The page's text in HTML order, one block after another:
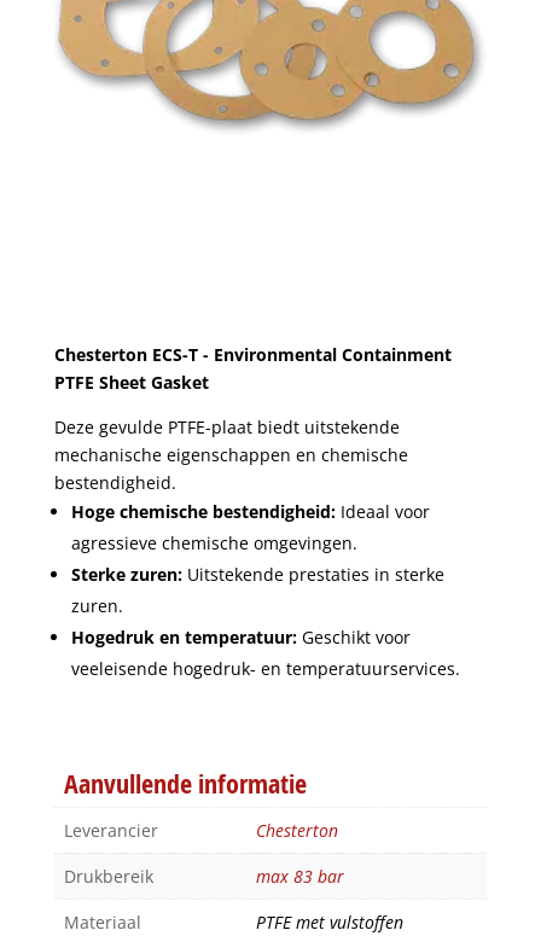
Chesterton ECS-T - Environmental Containment
PTFE Sheet Gasket
Deze gevulde PTFE-plaat biedt uitstekende
mechanische eigenschappen en chemische
bestendigheid.
Hoge chemische bestendigheid:Ideaal voor
agressieve chemische omgevingen.
Sterke zuren:Uitstekende prestaties in sterke
zuren.
Hogedruk en temperatuur:Geschikt voor
veeleisende hogedruk- en temperatuurservices.
Aanvullende informatie
Leverancier
Chesterton
Drukbereik
max 83 bar
Materiaal
PTFE met vulstoffen